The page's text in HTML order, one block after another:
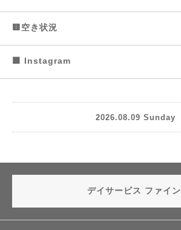
🟨空き状況
🟧 Instagram
2026.08.09 Sunday
デイサービス ファイン